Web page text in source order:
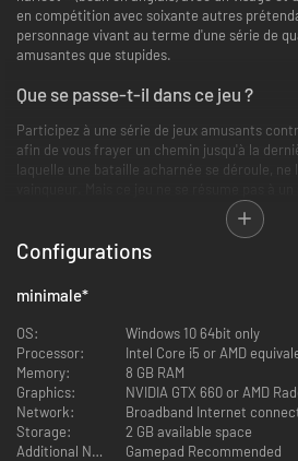
en compétition avec soixante autres
personnage vivant au terme d'une série de
amusantes que stupides.
Que se passe-t-il dans ce jeu ?
Participez à une série de jeux amusants
afin de vous frayer un chemin jusqu'à la
laquelle une bataille acharnée se déroule, ne
remporte tout, vous pouvez gagner des
Les récompenses prennent la forme de
d’accessoires et plus encore, afin que vous
corps en gelée en quelque chose d'unique et
d'ananas avec un tutu rose est-ce que vous
demander ! La monnaie se présente sous la
vos bons résultats - en finissant dans les cinq
"couronnes" qui sont gagnées pour être arrivé
fur et à mesure que vous jouez.
Vous jouez du début à la fin comme un
Configurations
minimale*
OS:
Windows 10 64bit only
Processor:
Intel Core i5 or AMD
Memory:
8 GB RAM
Graphics:
NVIDIA GTX 660 or AMD
Network:
Broadband Internet
Storage:
2 GB available space
Additional Notes:
Gamepad Recommended